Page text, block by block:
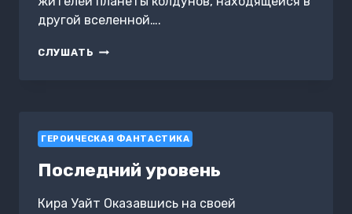
другой вселенной….
СЛУШАТЬ ВОСКРЕШАЮЩАЯ
ВТОРАЯ
ГЕРОИЧЕСКАЯ ФАНТАСТИКА
Последний уровень
Кира Уайт Оказавшись на своей